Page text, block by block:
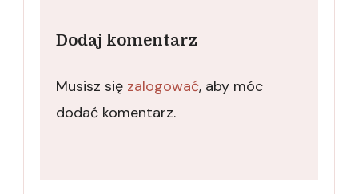
Dodaj komentarz
Musisz się zalogować, aby móc
dodać komentarz.